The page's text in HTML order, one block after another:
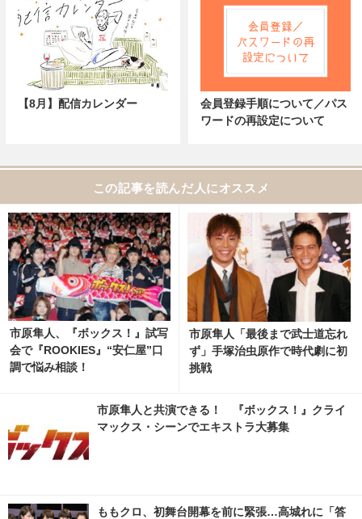
【8月】配信カレンダー
会員登録手順について／パス
ワードの再設定について
この記事を読んだ人にオススメ
市原隼人、『ボックス！』試写
会で『ROOKIES』“安仁屋”口
調で悩み相談！
市原隼人「最後まで武士道忘れ
ず」手塚治虫原作で時代劇に初
挑戦
市原隼人と共演できる！ 『ボックス！』クライ
マックス・シーンでエキストラ大募集
ももクロ、初舞台開幕を前に緊張…高城れに「答